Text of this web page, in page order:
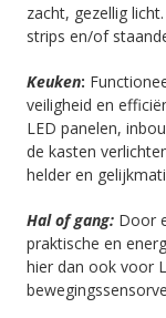
zacht, gezellig
strips en/of
Keuken:
veiligheid en
LED panelen,
de kasten
helder en
Hal of gang: Door
praktische en
hier dan ook voor